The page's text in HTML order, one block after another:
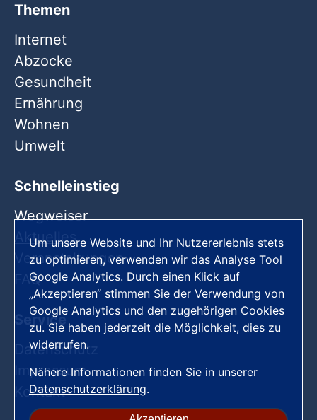
Themen
Internet
Abzocke
Gesundheit
Ernährung
Wohnen
Umwelt
Schnelleinstieg
Wegweiser
Aktuelles
Veranstaltungen
FAQ
Service
Datenschutz
Impressum
Kontakt
Um unsere Website und Ihr Nutzererlebnis stets
zu optimieren, verwenden wir das Analyse Tool
Google Analytics. Durch einen Klick auf
„Akzeptieren“ stimmen Sie der Verwendung von
Google Analytics und den zugehörigen Cookies
zu. Sie haben jederzeit die Möglichkeit, dies zu
widerrufen.
Nähere Informationen finden Sie in unserer
Datenschutzerklärung.